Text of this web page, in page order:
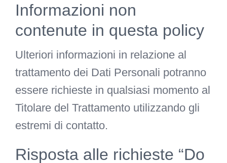
Informazioni non
contenute in questa policy
Ulteriori informazioni in relazione al
trattamento dei Dati Personali potranno
essere richieste in qualsiasi momento al
Titolare del Trattamento utilizzando gli
estremi di contatto.
Risposta alle richieste “Do